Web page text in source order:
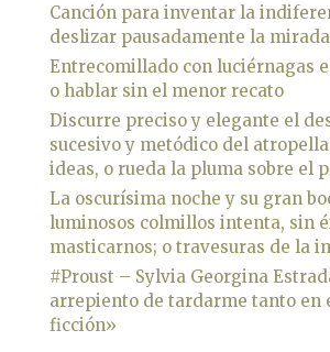
Canción para inventar la
deslizar pausadamente la mirada
Entrecomillado con luciérnagas
o hablar sin el menor recato
Discurre preciso y elegante el
sucesivo y metódico del
ideas, o rueda la pluma sobre el
La oscurísima noche y su gran
luminosos colmillos intenta, sin
masticarnos; o travesuras de la
#Proust – Sylvia Georgina
arrepiento de tardarme tanto en
ficción»